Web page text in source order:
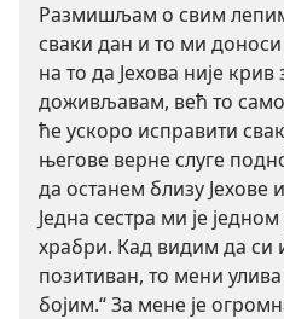
Размишљам о свим
сваки дан и то ми
на то да Јехова није
доживљавам, већ то
ће ускоро исправити
његове верне слуге
да останем близу Јехове
Једна сестра ми је
храбри. Кад видим да си
позитиван, то мени
бојим.“ За мене је